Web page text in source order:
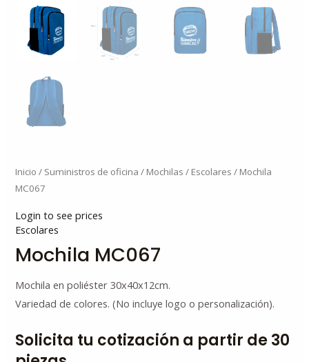
Inicio / Suministros de oficina / Mochilas / Escolares / Mochila
MC067
Login to see prices
Escolares
Mochila MC067
Mochila en poliéster 30x40x12cm.
Variedad de colores. (No incluye logo o personalización).
Solicita tu cotización a partir de 30